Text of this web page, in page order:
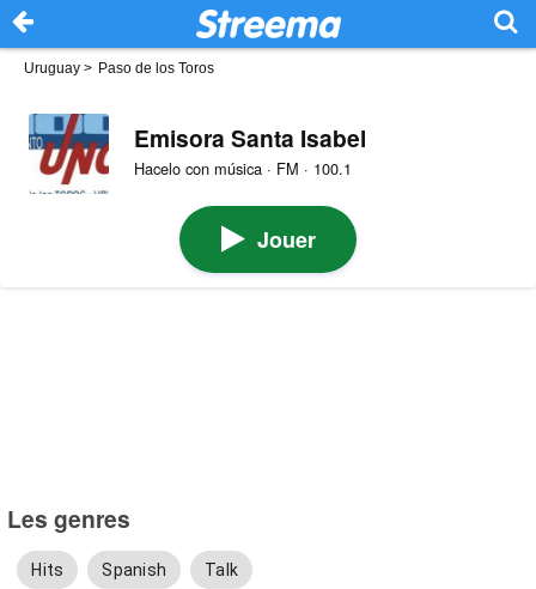
Uruguay > Paso de los Toros
Emisora Santa Isabel
Hacelo con música · FM · 100.1
Jouer
Les genres
Hits Spanish Talk